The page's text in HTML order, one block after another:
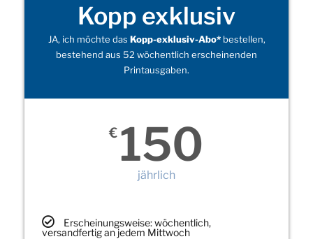
Kopp exklusiv
JA, ich möchte das Kopp-exklusiv-Abo*bestellen,
bestehend aus 52 wöchentlich erscheinenden
Printausgaben.
€ 150
jährlich
Erscheinungsweise: wöchentlich,
versandfertig an jedem Mittwoch